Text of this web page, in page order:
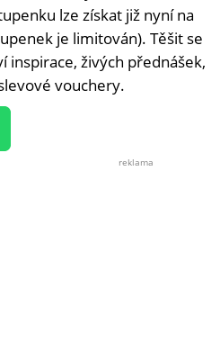
lze získat již nyní na
je limitován). Těšit se
inspirace, živých přednášek,
vouchery.
reklama